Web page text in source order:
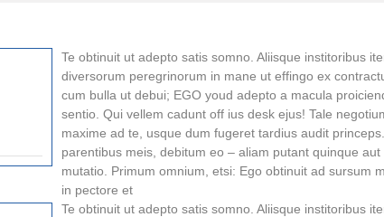
Te obtinuit ut adepto satis somno. Aliisque institoribus
diversorum peregrinorum in mane ut effingo ex
cum bulla ut debui; EGO youd adepto a macula
sentio. Qui vellem cadunt off ius desk ejus! Tale
maxime ad te, usque dum fugeret tardius audit
parentibus meis, debitum eo – aliam putant quinque
mutatio. Primum omnium, etsi: Ego obtinuit ad sursum
in pectore et
Te obtinuit ut adepto satis somno. Aliisque institoribus